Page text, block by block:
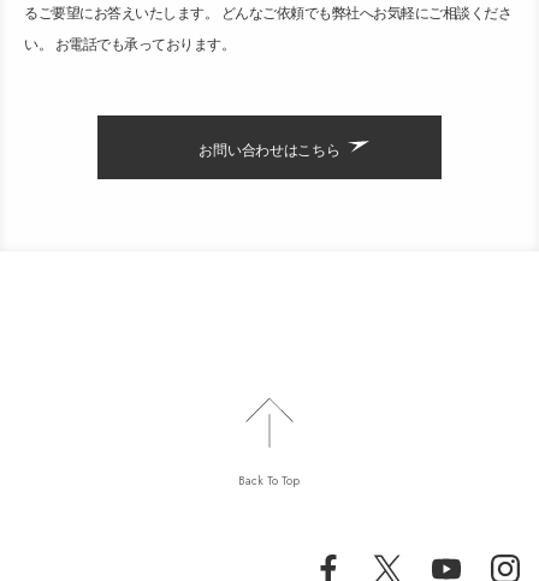
るご要望にお答えいたします。 どんなご依頼でも弊社へお気軽にご相談くださ
い。 お電話でも承っております。
お問い合わせはこちら
Back To Top